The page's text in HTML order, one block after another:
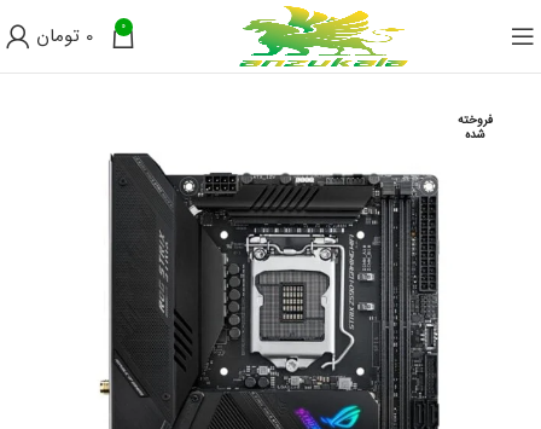
0
0 تومان
فروخته
شده